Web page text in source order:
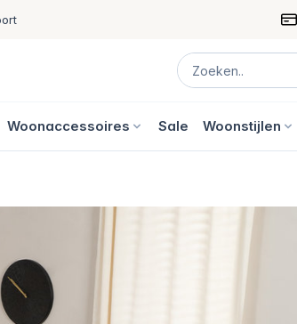
Woonaccessoires Sale Woonstijlen